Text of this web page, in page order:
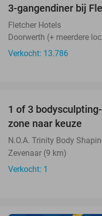
3-gangendiner bij
Fletcher Hotels
Doorwerth (+ meerdere
Verkocht: 13.786
TODAY
1 of 3
zone naar keuze
N.O.A. Trinity Body
Zevenaar (9 km)
Verkocht: 1